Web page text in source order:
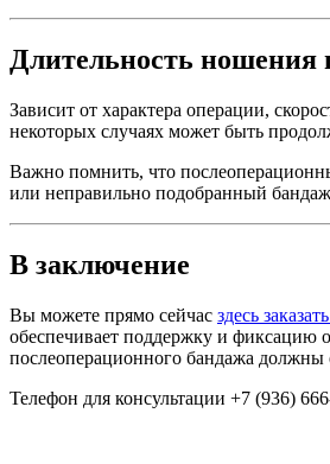
Длительность ношения
Зависит от характера операции,
некоторых случаях может быть
Важно помнить, что
или неправильно подобранный
В заключение
Вы можете прямо сейчас здесь
обеспечивает поддержку и фиксацию
послеоперационного бандажа должны
Телефон для консультации +7 (936)